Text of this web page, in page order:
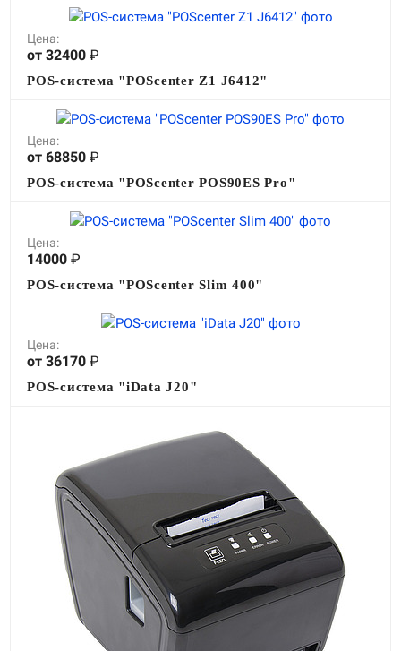
Цена:
от 32400 ₽
POS-система "POScenter Z1 J6412"
Цена:
от 68850 ₽
POS-система "POScenter POS90ES Pro"
Цена:
14000 ₽
POS-система "POScenter Slim 400"
Цена:
от 36170 ₽
POS-система "iData J20"